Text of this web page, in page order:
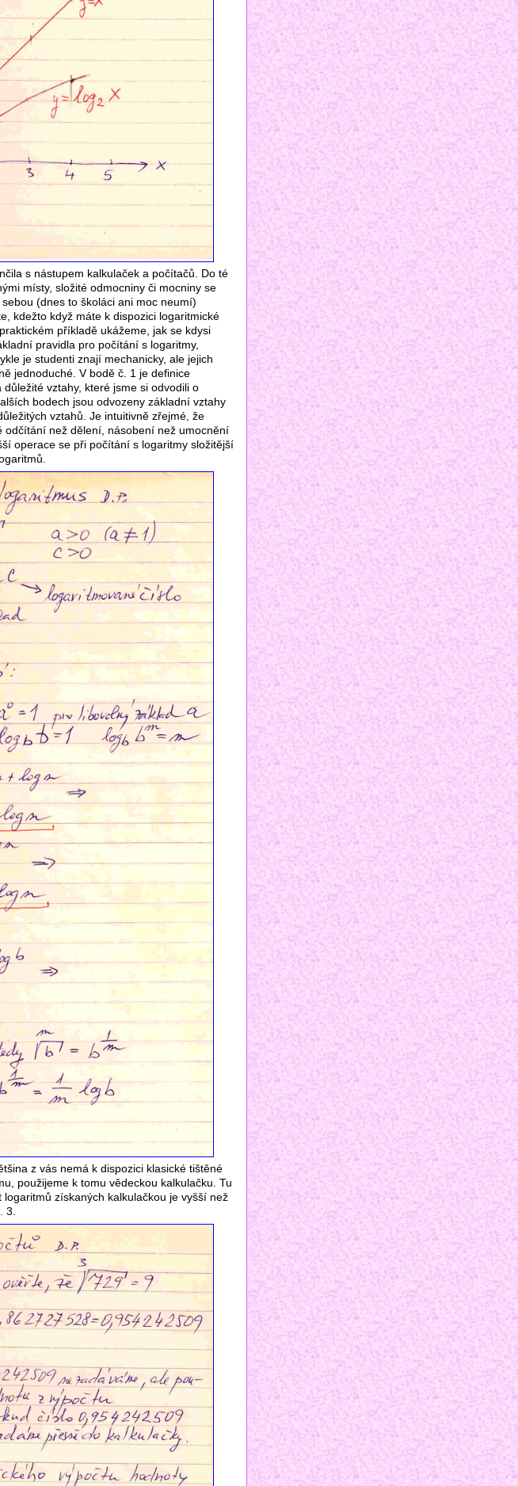
s nástupem kalkulaček a počítačů. Do té
místy, složité odmocniny či mocniny se
(dnes to školáci ani moc neumí)
kdežto když máte k dispozici logaritmické
příkladě ukážeme, jak se kdysi
pravidla pro počítání s logaritmy,
je studenti znají mechanicky, ale jejich
jednoduché. V bodě č. 1 je definice
vztahy, které jsme si odvodili o
bodech jsou odvozeny základní vztahy
vztahů. Je intuitivně zřejmé, že
než dělení, násobení než umocnění
operace se při počítání s logaritmy složitější
z vás nemá k dispozici klasické tištěné
použijeme k tomu vědeckou kalkulačku. Tu
získaných kalkulačkou je vyšší než
3.